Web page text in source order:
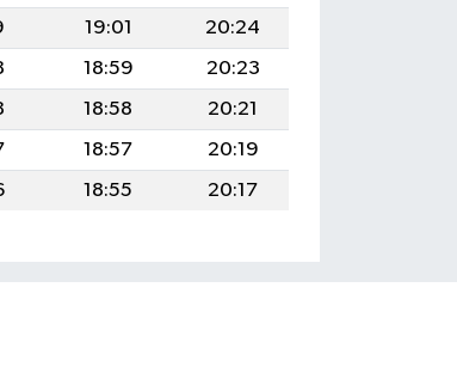
19:01
20:24
18:59
20:23
18:58
20:21
18:57
20:19
18:55 20:17